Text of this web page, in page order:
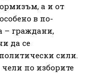
а и от
в по-
– граждани,
да се
сили.
по изборите